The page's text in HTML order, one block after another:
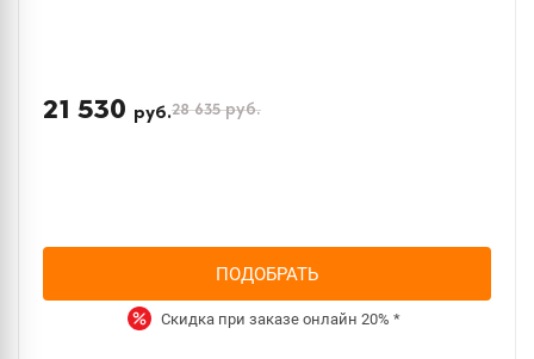
21 530 руб.28 635руб.
ПОДОБРАТЬ
Скидка при заказе онлайн 20% *